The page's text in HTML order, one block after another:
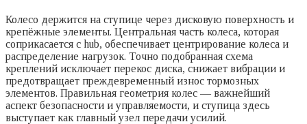
Колесо держится на ступице через дисковую поверхность и
крепёжные элементы. Центральная часть колеса, которая
соприкасается с hub, обеспечивает центрирование колеса и
распределение нагрузок. Точно подобранная схема
креплений исключает перекос диска, снижает вибрации и
предотвращает преждевременный износ тормозных
элементов. Правильная геометрия колес — важнейший
аспект безопасности и управляемости, и ступица здесь
выступает как главный узел передачи усилий.